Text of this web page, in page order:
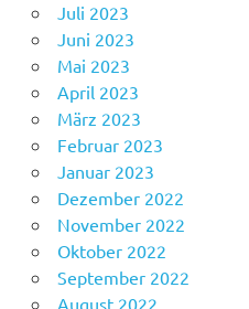
Juli 2023
Juni 2023
Mai 2023
April 2023
März 2023
Februar 2023
Januar 2023
Dezember 2022
November 2022
Oktober 2022
September 2022
August 2022